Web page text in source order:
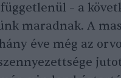
– a
maradnak. A
éve még az